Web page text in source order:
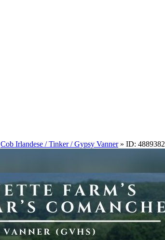
Cob Irlandese / Tinker / Gypsy Vanner» ID: 4889382